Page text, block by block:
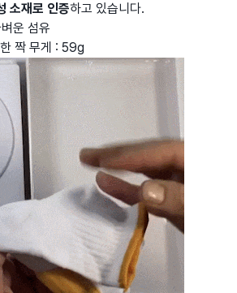
소재로 인증하고 있습니다.
운 섬유
짝 무게 : 59g